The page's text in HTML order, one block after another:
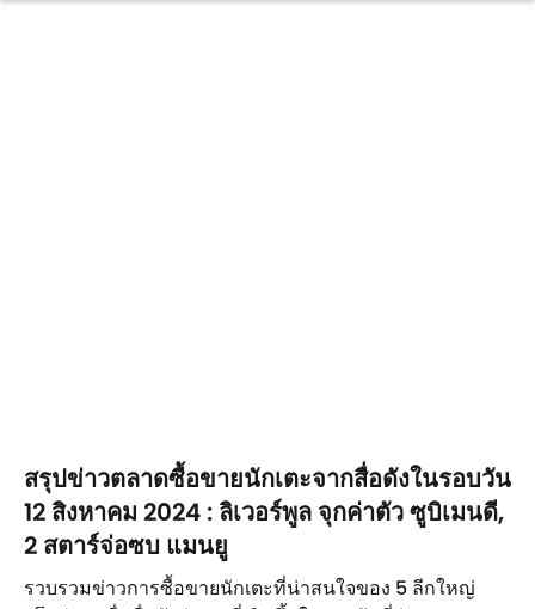
สรุปข่าวตลาดซื้อขายนักเตะจากสื่อดังในรอบวัน
12 สิงหาคม 2024 : ลิเวอร์พูล จุกค่าตัว ซูบิเมนดี,
2 สตาร์จ่อซบ แมนยู
รวบรวมข่าวการซื้อขายนักเตะที่น่าสนใจของ 5 ลีกใหญ่